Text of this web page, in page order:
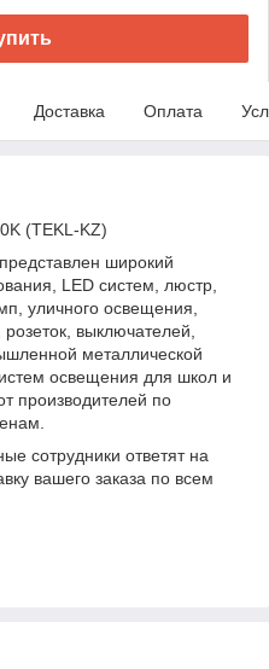
Доставка Оплата
(TEKL-KZ)
представлен широкий
LED систем, люстр,
уличного освещения,
выключателей,
металлической
освещения для школ и
производителей по
сотрудники ответят на
вашего заказа по всем